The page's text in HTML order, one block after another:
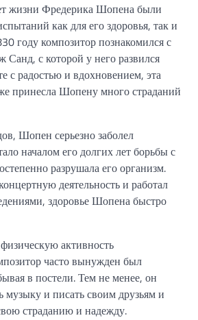
жизни Фредерика Шопена были
как для его здоровья, так и
году композитор познакомился с
с которой у него развился
с радостью и вдохновением, эта
принесла Шопену много страданий
Шопен серьезно заболел
началом его долгих лет борьбы с
разрушала его организм.
деятельность и работал
здоровье Шопена быстро
активность
часто вынужден был
в постели. Тем не менее, он
музыку и писать своим друзьям и
страданию и надежду.